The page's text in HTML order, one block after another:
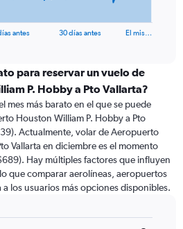
antes 30 días antes El mis…
para reservar un vuelo de
P. Hobby a Pto Vallarta?
mes más barato en el que se puede
Houston William P. Hobby a Pto
Actualmente, volar de Aeropuerto
Vallarta en diciembre es el momento
Hay múltiples factores que influyen
que comparar aerolíneas, aeropuertos
los usuarios más opciones disponibles.